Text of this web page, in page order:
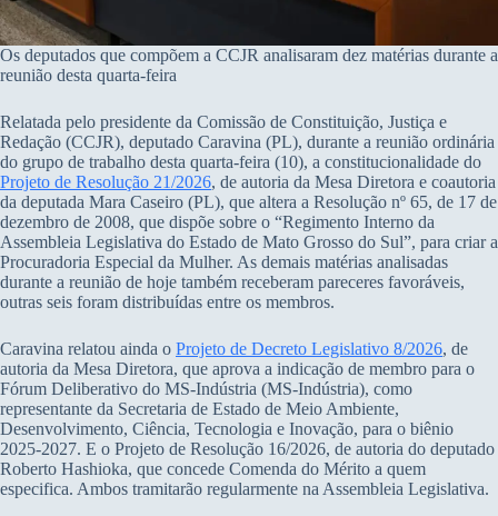
Os deputados que compõem a CCJR analisaram dez matérias durante a
reunião desta quarta-feira
Relatada pelo presidente da Comissão de Constituição, Justiça e
Redação (CCJR), deputado Caravina (PL), durante a reunião ordinária
do grupo de trabalho desta quarta-feira (10), a constitucionalidade do
Projeto de Resolução 21/2026, de autoria da Mesa Diretora e coautoria
da deputada Mara Caseiro (PL), que altera a Resolução nº 65, de 17 de
dezembro de 2008, que dispõe sobre o “Regimento Interno da
Assembleia Legislativa do Estado de Mato Grosso do Sul”, para criar a
Procuradoria Especial da Mulher. As demais matérias analisadas
durante a reunião de hoje também receberam pareceres favoráveis,
outras seis foram distribuídas entre os membros.
Caravina relatou ainda o Projeto de Decreto Legislativo 8/2026, de
autoria da Mesa Diretora, que aprova a indicação de membro para o
Fórum Deliberativo do MS-Indústria (MS-Indústria), como
representante da Secretaria de Estado de Meio Ambiente,
Desenvolvimento, Ciência, Tecnologia e Inovação, para o biênio
2025-2027. E o Projeto de Resolução 16/2026, de autoria do deputado
Roberto Hashioka, que concede Comenda do Mérito a quem
especifica. Ambos tramitarão regularmente na Assembleia Legislativa.